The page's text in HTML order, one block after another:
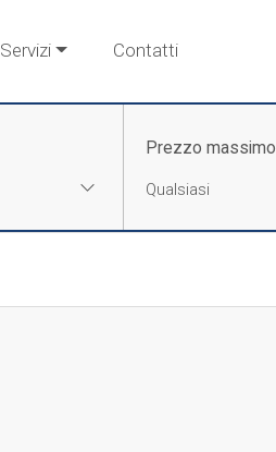
Servizi Contatti
Prezzo massimo